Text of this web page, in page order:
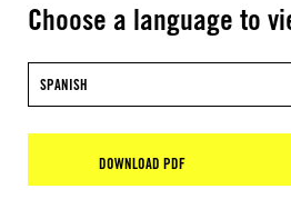
Choose a language to
SPANISH
DOWNLOAD PDF